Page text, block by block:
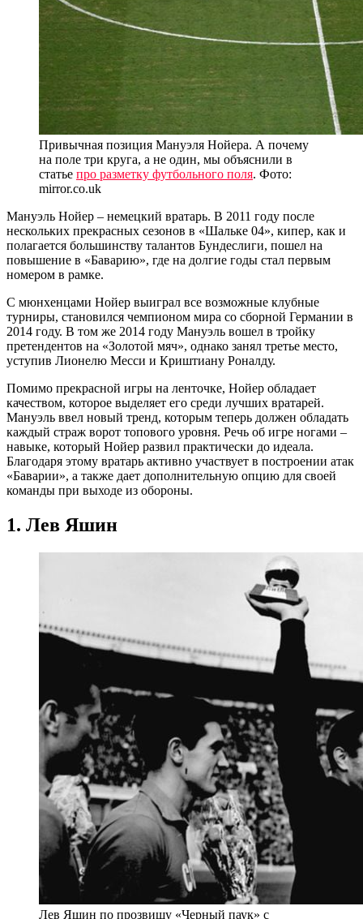
Привычная позиция Мануэля Нойера. А почему
на поле три круга, а не один, мы объяснили в
статье про разметку футбольного поля. Фото:
mirror.co.uk
Мануэль Нойер – немецкий вратарь. В 2011 году после
нескольких прекрасных сезонов в «Шальке 04», кипер, как и
полагается большинству талантов Бундеслиги, пошел на
повышение в «Баварию», где на долгие годы стал первым
номером в рамке.
С мюнхенцами Нойер выиграл все возможные клубные
турниры, становился чемпионом мира со сборной Германии в
2014 году. В том же 2014 году Мануэль вошел в тройку
претендентов на «Золотой мяч», однако занял третье место,
уступив Лионелю Месси и Криштиану Роналду.
Помимо прекрасной игры на ленточке, Нойер обладает
качеством, которое выделяет его среди лучших вратарей.
Мануэль ввел новый тренд, которым теперь должен обладать
каждый страж ворот топового уровня. Речь об игре ногами –
навыке, который Нойер развил практически до идеала.
Благодаря этому вратарь активно участвует в построении атак
«Баварии», а также дает дополнительную опцию для своей
команды при выходе из обороны.
1. Лев Яшин
Лев Яшин по прозвищу «Черный паук» с